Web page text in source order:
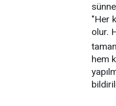
"Her
olur.
hem